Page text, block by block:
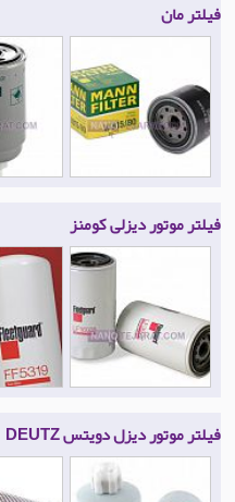
فیلتر مان
فیلتر موتور دیزلی کومنز
فیلتر موتور دیزل دویتس DEUTZ